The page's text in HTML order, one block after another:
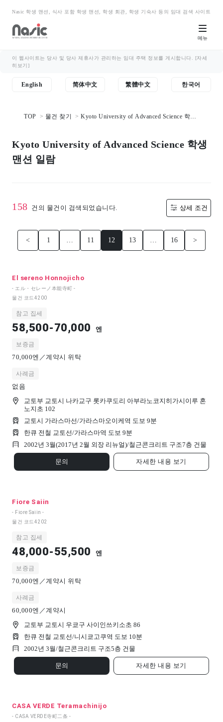
Nasic 학생 맨션, 식사 포함 학생 맨션, 학생 회관, 학생 기숙사 등의 임대 검색 사이트
메뉴
이 웹사이트는 당사 및 당사 제휴사가 관리하는 임대 주택 정보를 게시합니다. [자세
히보기]
English 简体中文 繁體中文 한국어
TOP 물건 찾기
Kyoto University of Advanced Science 학생
Kyoto University of Advanced Science 학생
맨션 일람
158 건의 물건이 검색되었습니다. 상세 조건
< 1 … 11 12 13 … 16 >
El sereno Honnojicho
- エル・セレーノ本能寺町 -
물건 코드 4200
참고 집세
58,500-70,000 엔
보증금
70,000엔／계약시 위탁
사례금
없음
교토부 교토시 나카교구 롯카쿠도리 아부라노코지히가시이루 혼
노지초 102
교토시 가라스마선/가라스마오이케역 도보 9분
한큐 전철 교토선/가라스마역 도보 9분
2002년 3월(2017년 2월 외장 리뉴얼)/철근콘크리트 구조7층 건물
문의 자세한 내용 보기
Fiore Saiin
- Fiore Saiin -
물건 코드 4202
참고 집세
48,000-55,500 엔
보증금
70,000엔／계약시 위탁
사례금
60,000엔／계약시
교토부 교토시 우쿄구 사이인쓰키소초 86
한큐 전철 교토선/니시쿄고쿠역 도보 10분
2002년 3월/철근콘크리트 구조5층 건물
문의 자세한 내용 보기
CASA VERDE Teramachinijo
- CASA VERDE寺町二条 -